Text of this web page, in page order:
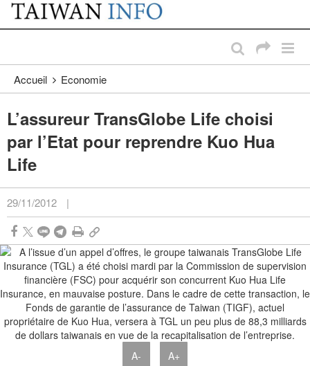
Passer au contenu principal
:::
Accueil Economie
L’assureur TransGlobe Life choisi
par l’Etat pour reprendre Kuo Hua
Life
29/11/2012 |
A- A+